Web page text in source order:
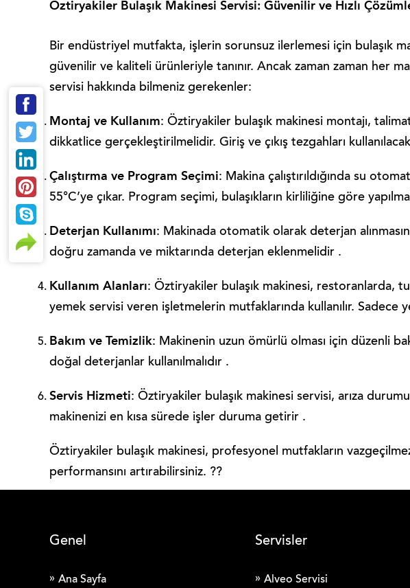
Öztiryakiler Bulaşık Makinesi Servisi: Güvenilir ve Hızlı
Bir endüstriyel mutfakta, işlerin sorunsuz ilerlemesi için bulaşık
güvenilir ve kaliteli ürünleriyle tanınır. Ancak zaman zaman her
servisi hakkında bilmeniz gerekenler:
Montaj ve Kullanım: Öztiryakiler bulaşık makinesi montajı,
dikkatlice gerçekleştirilmelidir. Giriş ve çıkış tezgahları
Çalıştırma ve Program Seçimi: Makina çalıştırıldığında su
55°C’ye çıkar. Program seçimi, bulaşıkların kirliliğine göre
Deterjan Kullanımı: Makinada otomatik olarak deterjan
doğru zamanda ve miktarında deterjan eklenmelidir .
Kullanım Alanları: Öztiryakiler bulaşık makinesi, restoranlarda,
yemek servisi veren işletmelerin mutfaklarında kullanılır. Sadece
Bakım ve Temizlik: Makinenin uzun ömürlü olması için düzenli
doğal deterjanlar kullanılmalıdır .
Servis Hizmeti: Öztiryakiler bulaşık makinesi servisi, arıza
makinenizi en kısa sürede işler duruma getirir .
Öztiryakiler bulaşık makinesi, profesyonel mutfakların
performansını artırabilirsiniz. ??
Genel
Ana Sayfa
Servisler
Alveo Servisi